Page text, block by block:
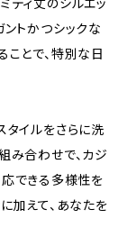
ディ丈のシルエッ
ントかつシックな
ことで、特別な日
タイルをさらに洗
み合わせで、カジ
できる多様性を
加えて、あなたを